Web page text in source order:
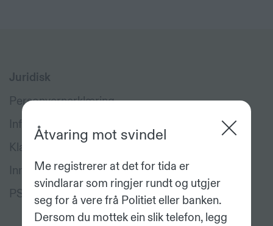
Åtvaring mot svindel
Me registrerer at det for tida er
svindlarar som ringjer rundt og utgjer
seg for å vere frå Politiet eller banken.
Dersom du mottek ein slik telefon, legg
Juridisk
Personvernerklæring
Informasjonskapslar
Klagehandsaming
Innskotsgaranti
PSD2 og Open Banking